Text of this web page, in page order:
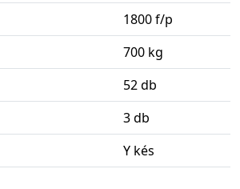
1800 f/p
700 kg
52 db
3 db
Y kés